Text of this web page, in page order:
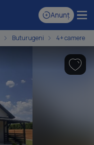
Anunț
Buturugeni 4+ camere